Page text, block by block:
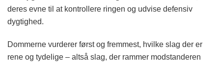
deres evne til at kontrollere ringen og udvise defensiv
dygtighed.
Dommerne vurderer først og fremmest, hvilke slag der er
rene og tydelige – altså slag, der rammer modstanderen